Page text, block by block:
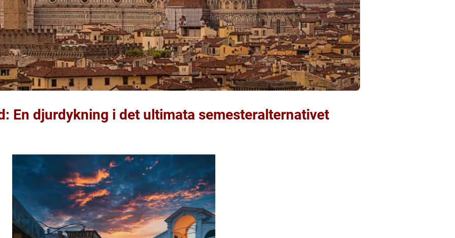
En djurdykning i det ultimata semesteralternativet